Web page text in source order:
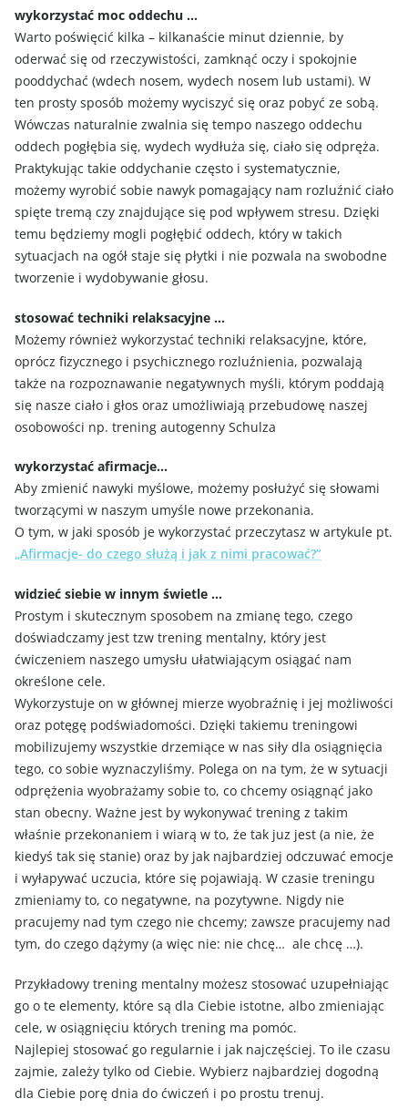
wykorzystać moc oddechu …
Warto poświęcić kilka – kilkanaście minut dziennie, by
oderwać się od rzeczywistości, zamknąć oczy i spokojnie
pooddychać (wdech nosem, wydech nosem lub ustami). W
ten prosty sposób możemy wyciszyć się oraz pobyć ze sobą.
Wówczas naturalnie zwalnia się tempo naszego oddechu
oddech pogłębia się, wydech wydłuża się, ciało się odpręża.
Praktykując takie oddychanie często i systematycznie,
możemy wyrobić sobie nawyk pomagający nam rozluźnić ciało
spięte tremą czy znajdujące się pod wpływem stresu. Dzięki
temu będziemy mogli pogłębić oddech, który w takich
sytuacjach na ogół staje się płytki i nie pozwala na swobodne
tworzenie i wydobywanie głosu.
stosować techniki relaksacyjne …
Możemy również wykorzystać techniki relaksacyjne, które,
oprócz fizycznego i psychicznego rozluźnienia, pozwalają
także na rozpoznawanie negatywnych myśli, którym poddają
się nasze ciało i głos oraz umożliwiają przebudowę naszej
osobowości np. trening autogenny Schulza
wykorzystać afirmacje…
Aby zmienić nawyki myślowe, możemy posłużyć się słowami
tworzącymi w naszym umyśle nowe przekonania.
O tym, w jaki sposób je wykorzystać przeczytasz w artykule pt.
„Afirmacje- do czego służą i jak z nimi pracować?”
widzieć siebie w innym świetle …
Prostym i skutecznym sposobem na zmianę tego, czego
doświadczamy jest tzw trening mentalny, który jest
ćwiczeniem naszego umysłu ułatwiającym osiągać nam
określone cele.
Wykorzystuje on w głównej mierze wyobraźnię i jej możliwości
oraz potęgę podświadomości. Dzięki takiemu treningowi
mobilizujemy wszystkie drzemiące w nas siły dla osiągnięcia
tego, co sobie wyznaczyliśmy. Polega on na tym, że w sytuacji
odprężenia wyobrażamy sobie to, co chcemy osiągnąć jako
stan obecny. Ważne jest by wykonywać trening z takim
właśnie przekonaniem i wiarą w to, że tak juz jest (a nie, że
kiedyś tak się stanie) oraz by jak najbardziej odczuwać emocje
i wyłapywać uczucia, które się pojawiają. W czasie treningu
zmieniamy to, co negatywne, na pozytywne. Nigdy nie
pracujemy nad tym czego nie chcemy; zawsze pracujemy nad
tym, do czego dążymy (a więc nie: nie chcę… ale chcę …).
Przykładowy trening mentalny możesz stosować uzupełniając
go o te elementy, które są dla Ciebie istotne, albo zmieniając
cele, w osiągnięciu których trening ma pomóc.
Najlepiej stosować go regularnie i jak najczęściej. To ile czasu
zajmie, zależy tylko od Ciebie. Wybierz najbardziej dogodną
dla Ciebie porę dnia do ćwiczeń i po prostu trenuj.